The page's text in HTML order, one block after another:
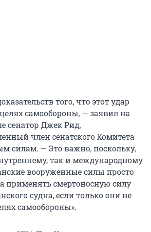
того, что этот удар
самообороны, — заявил на
сенатор Джек Рид,
член сенатского Комитета
силам. — Это важно, поскольку,
так и международному
вооруженные силы просто
применять смертоносную силу
судна, если только они не
самообороны».